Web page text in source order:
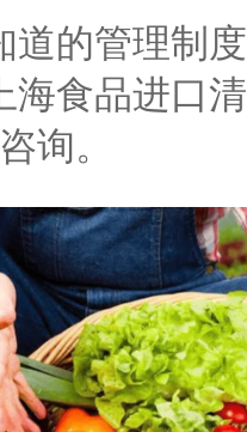
道的管理制
海食品进口
询。